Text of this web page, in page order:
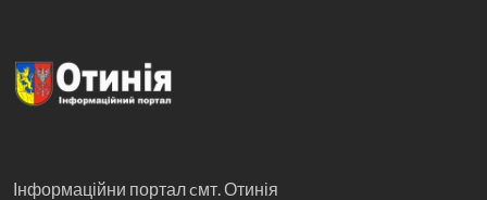
Інформаційни портал cмт. Отинія